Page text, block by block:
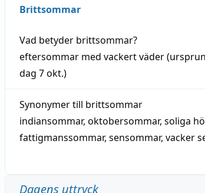
Brittsommar
Vad betyder brittsommar?
eftersommar med vackertväder(
dag 7 okt.)
Synonymer till brittsommar
indiansommar, oktobersommar, soliga
fattigmanssommar, sensommar, vacker
Dagens uttryck